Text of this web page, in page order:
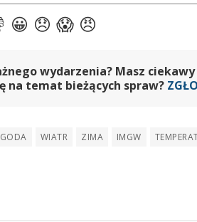
wydarzenia? Masz
na temat bieżących spraw?
WIATR ZIMA IMGW